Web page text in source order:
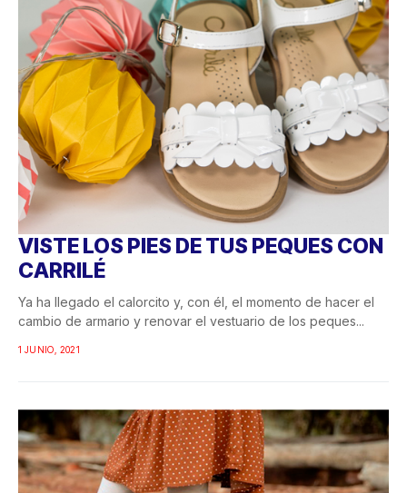
VISTE LOS PIES DE TUS PEQUES CON
CARRILÉ
Ya ha llegado el calorcito y, con él, el momento de hacer el
cambio de armario y renovar el vestuario de los peques...
1 JUNIO, 2021